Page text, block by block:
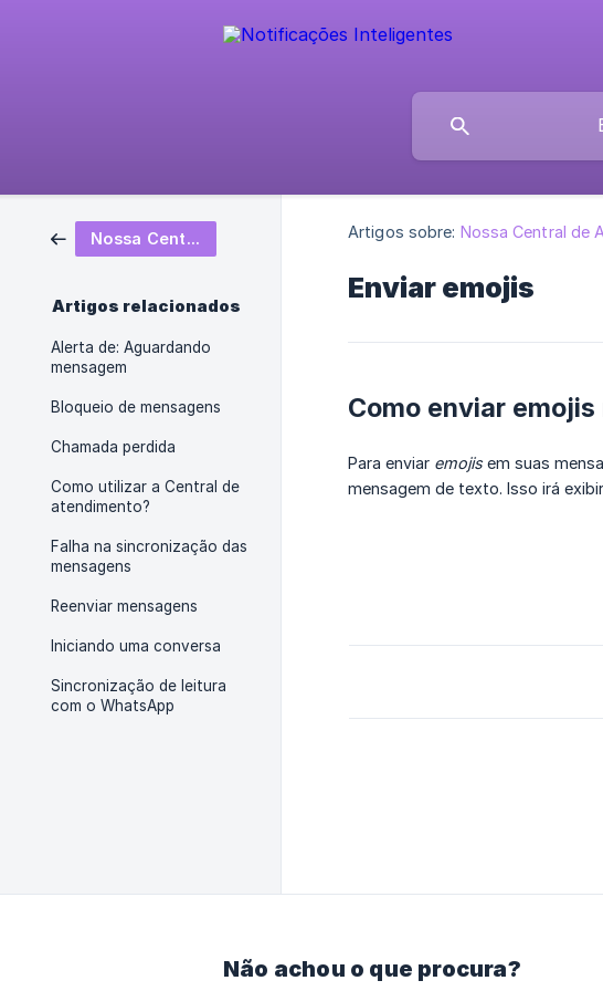
Nossa Central de Atendimento
Artigos relacionados
Alerta de: Aguardando
mensagem
Bloqueio de mensagens
Chamada perdida
Como utilizar a Central de
atendimento?
Falha na sincronização das
mensagens
Reenviar mensagens
Iniciando uma conversa
Sincronização de leitura
com o WhatsApp
Artigos sobre: Nossa Central de
Enviar emojis
Como enviar
Para enviar emojisem suas
mensagem de texto. Isso irá
Não achou o que procura?